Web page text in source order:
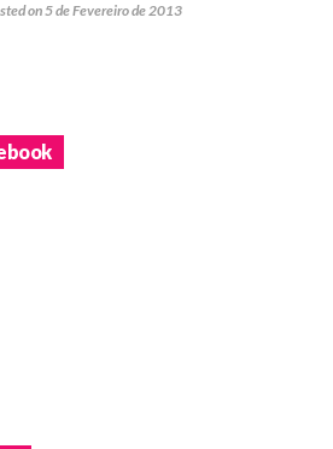
on 5 de Fevereiro de 2013